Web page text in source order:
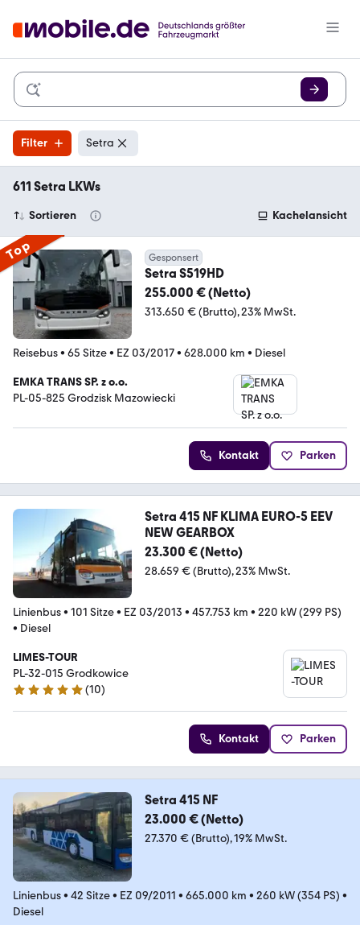
Filter Setra
611 Setra LKWs
Sortieren Kachelansicht
Top Gesponsert
Setra S519HD
255.000 € (Netto)
313.650 € (Brutto) 23% MwSt.
Reisebus• 65 Sitze• EZ 03/2017• 628.000 km • Diesel
EMKA TRANS SP. z o.o.
PL-05-825 Grodzisk Mazowiecki
Kontakt Parken
Setra 415 NF KLIMA EURO-5 EEV
NEW GEARBOX
23.300 € (Netto)
28.659 € (Brutto) 23% MwSt.
Linienbus• 101 Sitze• EZ 03/2013 • 457.753 km • 220 kW (299 PS)
• Diesel
LIMES-TOUR
PL-32-015 Grodkowice
5 Sterne
(10)
Kontakt Parken
Setra 415 NF
23.000 € (Netto)
27.370 € (Brutto) 19% MwSt.
Linienbus• 42 Sitze• EZ 09/2011 • 665.000 km • 260 kW (354 PS) •
Diesel